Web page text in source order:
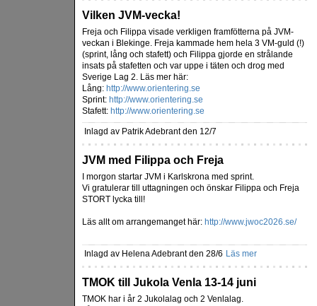
Vilken JVM-vecka!
Freja och Filippa visade verkligen framfötterna på JVM-
veckan i Blekinge. Freja kammade hem hela 3 VM-guld (!)
(sprint, lång och stafett) och Filippa gjorde en strålande
insats på stafetten och var uppe i täten och drog med
Sverige Lag 2. Läs mer här:
Lång: http://www.orientering.se
Sprint: http://www.orientering.se
Stafett: http://www.orientering.se
Inlagd av Patrik Adebrant den 12/7
JVM med Filippa och Freja
I morgon startar JVM i Karlskrona med sprint.
Vi gratulerar till uttagningen och önskar Filippa och Freja
STORT lycka till!
Läs allt om arrangemanget här: http://www.jwoc2026.se/
Inlagd av Helena Adebrant den 28/6 Läs mer
TMOK till Jukola Venla 13-14 juni
TMOK har i år 2 Jukolalag och 2 Venlalag.